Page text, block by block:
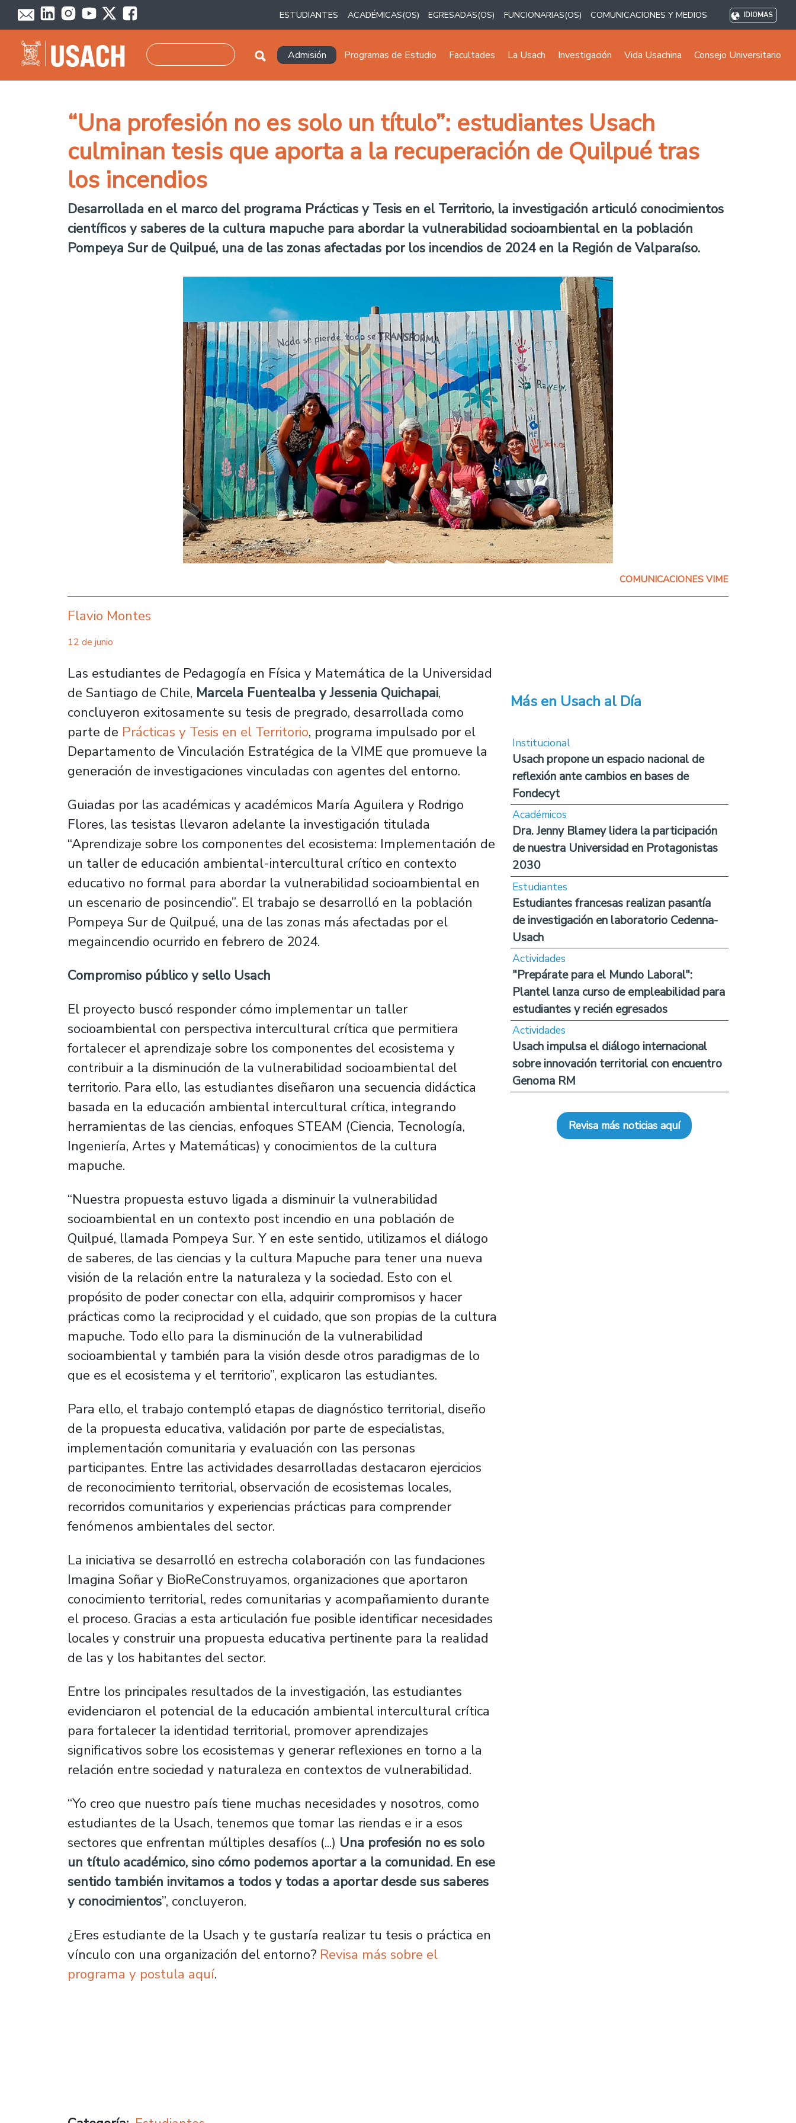
Pasar al contenido principal
ESTUDIANTES ACADÉMICAS(OS) EGRESADAS(OS) FUNCIONARIAS(OS) COMUNICACIONES Y MEDIOS IDIOMAS
Navegación principal
Admisión Programas de Estudio Facultades La Usach Investigación Vida Usachina Consejo Universitario
“Una profesión no es solo un título”: estudiantes Usach
culminan tesis que aporta a la recuperación de Quilpué tras
los incendios
Desarrollada en el marco del programa Prácticas y Tesis en el Territorio, la investigación articuló conocimientos
científicos y saberes de la cultura mapuche para abordar la vulnerabilidad socioambiental en la población
Pompeya Sur de Quilpué, una de las zonas afectadas por los incendios de 2024 en la Región de Valparaíso.
COMUNICACIONES VIME
Flavio Montes
12 de junio
Las estudiantes de Pedagogía en Física y Matemática de la Universidad
de Santiago de Chile, Marcela Fuentealba y Jessenia Quichapai,
concluyeron exitosamente su tesis de pregrado, desarrollada como
parte de Prácticas y Tesis en el Territorio, programa impulsado por el
Departamento de Vinculación Estratégica de la VIME que promueve la
generación de investigaciones vinculadas con agentes del entorno.
Guiadas por las académicas y académicos María Aguilera y Rodrigo
Flores, las tesistas llevaron adelante la investigación titulada
“Aprendizaje sobre los componentes del ecosistema: Implementación de
un taller de educación ambiental-intercultural crítico en contexto
educativo no formal para abordar la vulnerabilidad socioambiental en
un escenario de posincendio”. El trabajo se desarrolló en la población
Pompeya Sur de Quilpué, una de las zonas más afectadas por el
megaincendio ocurrido en febrero de 2024.
Compromiso público y sello Usach
El proyecto buscó responder cómo implementar un taller
socioambiental con perspectiva intercultural crítica que permitiera
fortalecer el aprendizaje sobre los componentes del ecosistema y
contribuir a la disminución de la vulnerabilidad socioambiental del
territorio. Para ello, las estudiantes diseñaron una secuencia didáctica
basada en la educación ambiental intercultural crítica, integrando
herramientas de las ciencias, enfoques STEAM (Ciencia, Tecnología,
Ingeniería, Artes y Matemáticas) y conocimientos de la cultura
mapuche.
“Nuestra propuesta estuvo ligada a disminuir la vulnerabilidad
socioambiental en un contexto post incendio en una población de
Quilpué, llamada Pompeya Sur. Y en este sentido, utilizamos el diálogo
de saberes, de las ciencias y la cultura Mapuche para tener una nueva
visión de la relación entre la naturaleza y la sociedad. Esto con el
propósito de poder conectar con ella, adquirir compromisos y hacer
prácticas como la reciprocidad y el cuidado, que son propias de la cultura
mapuche. Todo ello para la disminución de la vulnerabilidad
socioambiental y también para la visión desde otros paradigmas de lo
que es el ecosistema y el territorio”, explicaron las estudiantes.
Para ello, el trabajo contempló etapas de diagnóstico territorial, diseño
de la propuesta educativa, validación por parte de especialistas,
implementación comunitaria y evaluación con las personas
participantes. Entre las actividades desarrolladas destacaron ejercicios
de reconocimiento territorial, observación de ecosistemas locales,
recorridos comunitarios y experiencias prácticas para comprender
fenómenos ambientales del sector.
La iniciativa se desarrolló en estrecha colaboración con las fundaciones
Imagina Soñar y BioReConstruyamos, organizaciones que aportaron
conocimiento territorial, redes comunitarias y acompañamiento durante
el proceso. Gracias a esta articulación fue posible identificar necesidades
locales y construir una propuesta educativa pertinente para la realidad
de las y los habitantes del sector.
Entre los principales resultados de la investigación, las estudiantes
evidenciaron el potencial de la educación ambiental intercultural crítica
para fortalecer la identidad territorial, promover aprendizajes
significativos sobre los ecosistemas y generar reflexiones en torno a la
relación entre sociedad y naturaleza en contextos de vulnerabilidad.
“Yo creo que nuestro país tiene muchas necesidades y nosotros, como
estudiantes de la Usach, tenemos que tomar las riendas e ir a esos
sectores que enfrentan múltiples desafíos (...) Una profesión no es solo
un título académico, sino cómo podemos aportar a la comunidad. En ese
sentido también invitamos a todos y todas a aportar desde sus saberes
y conocimientos”, concluyeron.
¿Eres estudiante de la Usach y te gustaría realizar tu tesis o práctica en
vínculo con una organización del entorno? Revisa más sobre el
programa y postula aquí.
Más en Usach al Día
Institucional
Usach propone un espacio nacional de
reflexión ante cambios en bases de
Fondecyt
Académicos
Dra. Jenny Blamey lidera la participación
de nuestra Universidad en Protagonistas
2030
Estudiantes
Estudiantes francesas realizan pasantía
de investigación en laboratorio Cedenna-
Usach
Actividades
"Prepárate para el Mundo Laboral":
Plantel lanza curso de empleabilidad para
estudiantes y recién egresados
Actividades
Usach impulsa el diálogo internacional
sobre innovación territorial con encuentro
Genoma RM
Revisa más noticias aquí